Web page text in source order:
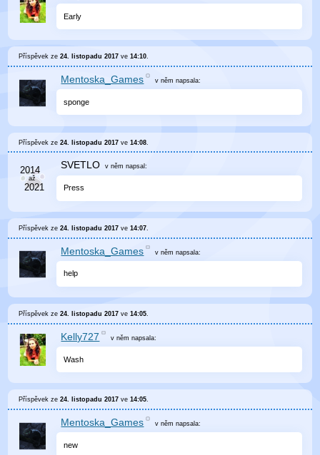
Early
Příspěvek ze24. listopadu 2017 ve14:10.
Mentoska_Games v němnapsala:
sponge
Příspěvek ze24. listopadu 2017 ve14:08
SVETLO v něm napsal:
Press
Příspěvek ze24. listopadu 2017 ve14:07
Mentoska_Games v němnapsala:
help
Příspěvek ze24. listopadu 2017 ve14:05.
Kelly727 v němnapsala:
Wash
Příspěvek ze24. listopadu 2017 ve14:05.
Mentoska_Games v němnapsala:
new